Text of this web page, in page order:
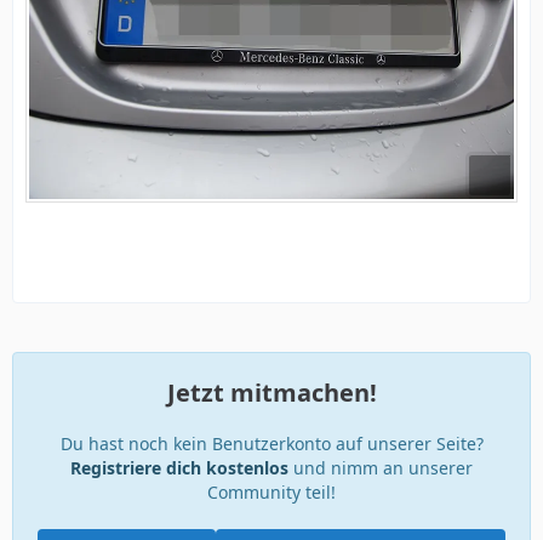
Jetzt mitmachen!
Du hast noch kein Benutzerkonto auf unserer Seite?
Registriere dich kostenlos und nimm an unserer
Community teil!